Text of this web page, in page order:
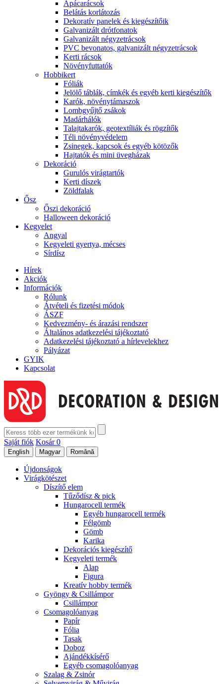
Apácarácsok
Belátás korlátozás
Dekoratív panelek és kiegészítőik
Galvanizált drótfonatok
Galvanizált négyzetrácsok
PVC bevonatos, galvanizált négyzetrácsok
Kerti rácsok
Növényfuttatók
Hobbikert
Fóliák
Jelölő táblák, címkék és egyéb kerti kiegészítők
Karók, növénytámaszok
Lombgyűjtő zsákok
Madárhálók
Talajtakarók, geotextíliák és rögzítők
Téli növényvédelem
Zsinegek, kapcsok és egyéb kötözők
Hajtatók és mini üvegházak
Dekoráció
Gurulós virágtartók
Kerti díszek
Zöldfalak
Ősz
Őszi dekoráció
Halloween dekoráció
Kegyelet
Angyal
Kegyeleti gyertya, mécses
Sírdísz
Hírek
Akciók
Információk
Rólunk
Átvételi és fizetési módok
ÁSZF
Kedvezmény- és árazási rendszer
Általános adatkezelési tájékoztató
Adatkezelési tájékoztató a hírlevelekhez
Pályázat
GYIK
Kapcsolat
Saját fiók Kosár 0
Újdonságok
Virágkötészet
Díszítő elem
Tűződísz & pick
Hungarocell termék
Egyéb hungarocell termék
Félgömb
Gömb
Karika
Dekorációs kiegészítő
Kegyeleti termék
Alap
Figura
Kreatív hobby termék
Gyöngy & Csillámpor
Csillámpor
Csomagolóanyag
Papír
Fólia
Tasak
Doboz
Ajándékkísérő
Egyéb csomagolóanyag
Szalag & Zsinór